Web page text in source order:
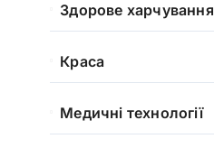
Здорове харчування
Краса
Медичні технології